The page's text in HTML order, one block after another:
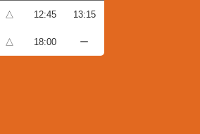
△ 12:45 13:15
△ 18:00 ー